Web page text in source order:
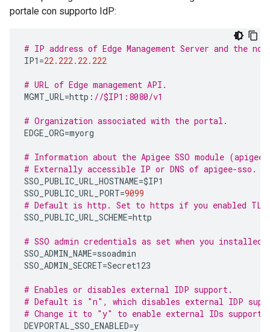
portale con supporto IdP:
# IP address of Edge Management Server and the
IP1 =22.222.22.222
# URL of Edge management API.
MGMT_URL=http : //$IP1:8080/v1
# Organization associated with the portal.
EDGE_ORG=myorg
# Information about the Apigee SSO module
# Externally accessible IP or DNS of apigee-sso.
SSO_PUBLIC_URL_HOSTNAME=$IP1
SSO_PUBLIC_URL_PORT=9099
# Default is http. Set to https if you enabled TLS
SSO_PUBLIC_URL_SCHEME=http
# SSO admin credentials as set when you installed
SSO_ADMIN_NAME=ssoadmin
SSO_ADMIN_SECRET=Secret123
# Enables or disables external IDP support.
# Default is "n", which disables external IDP
# Change it to "y" to enable external IDs support.
DEVPORTAL_SSO_ENABLED=y